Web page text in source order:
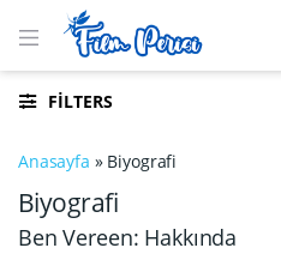
FILTERS
Anasayfa » Biyografi
Biyografi
Ben Vereen: Hakkında